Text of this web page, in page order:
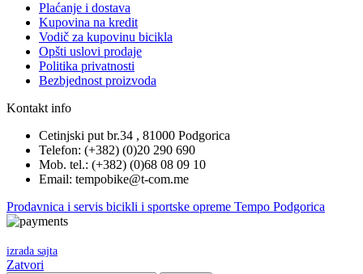
Plaćanje i dostava
Kupovina na kredit
Vodič za kupovinu bicikla
Opšti uslovi prodaje
Politika privatnosti
Bezbjednost proizvoda
Kontakt info
Cetinjski put br.34 , 81000 Podgorica
Telefon: (+382) (0)20 290 690
Mob. tel.: (+382) (0)68 08 09 10
Email: tempobike@t-com.me
Prodavnica i servis bicikli i sportske opreme Tempo Podgorica
izrada sajta
Zatvori